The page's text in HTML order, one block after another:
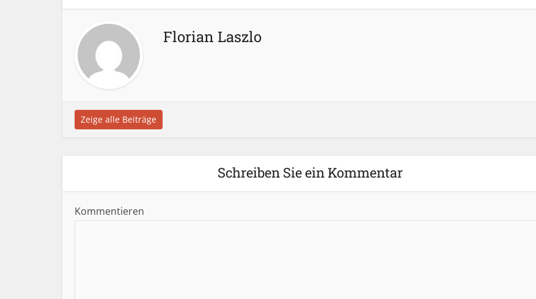
Florian Laszlo
Zeige alle Beiträge
Schreiben Sie ein Kommentar
Kommentieren